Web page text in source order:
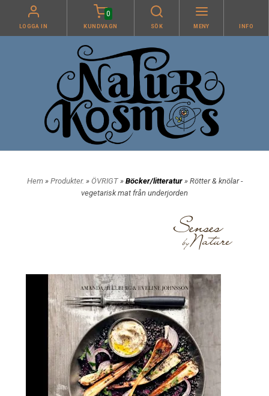
LOGGA IN
0
KUNDVAGN SÖK MENY INFO
Hem» Produkter. » ÖVRIGT » Böcker/litteratur » Rötter & knölar -
vegetarisk mat från underjorden